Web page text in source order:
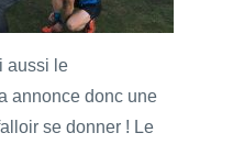
aussi le
annonce donc une
se donner ! Le